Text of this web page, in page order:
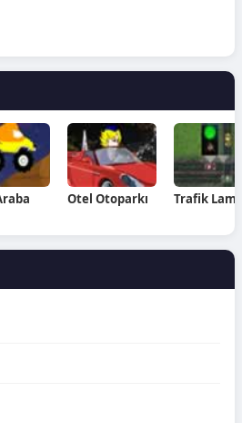
Otel Otoparkı Trafik